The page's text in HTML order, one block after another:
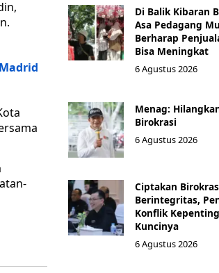
Di Balik Kibaran
Asa Pedagang
Berharap
Bisa Meningkat
6 Agustus 2026
Menag:
Birokrasi
6 Agustus 2026
Ciptakan
Berintegritas,
Konflik
Kuncinya
6 Agustus 2026